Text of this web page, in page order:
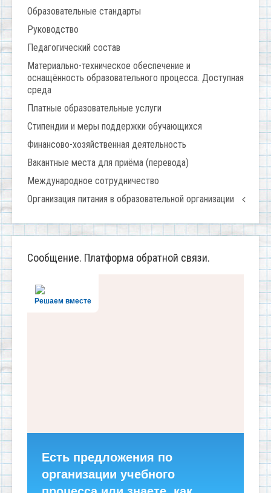
Образовательные стандарты
Руководство
Педагогический состав
Материально-техническое обеспечение и
оснащённость образовательного процесса. Доступная
среда
Платные образовательные услуги
Стипендии и меры поддержки обучающихся
Финансово-хозяйственная деятельность
Вакантные места для приёма (перевода)
Международное сотрудничество
Организация питания в образовательной организации
Сообщение. Платформа обратной связи.
Решаем вместе
Есть предложения по
организации учебного